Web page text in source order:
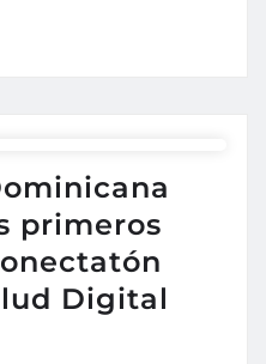
primeros
Digital